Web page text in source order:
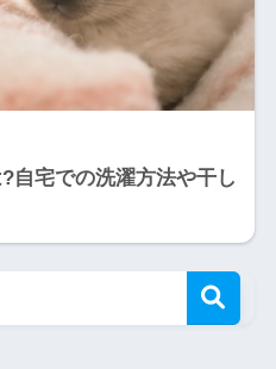
自宅での洗濯方法や干し